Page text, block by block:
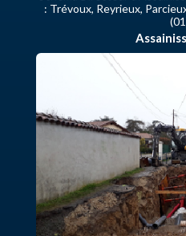
: Trévoux, Reyrieux,